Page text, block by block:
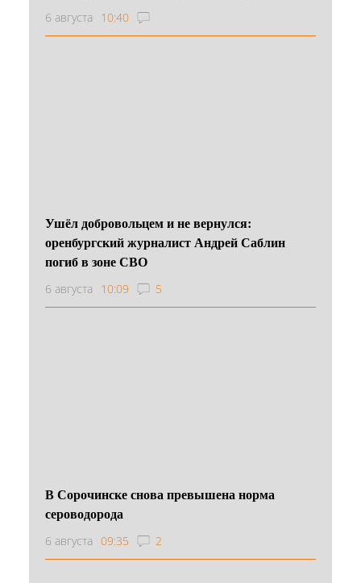
6 августа 10:40
Ушёл добровольцем и не вернулся:
оренбургский журналист Андрей Саблин
погиб в зоне СВО
6 августа 10:09 5
В Сорочинске снова превышена норма
сероводорода
6 августа 09:35 2